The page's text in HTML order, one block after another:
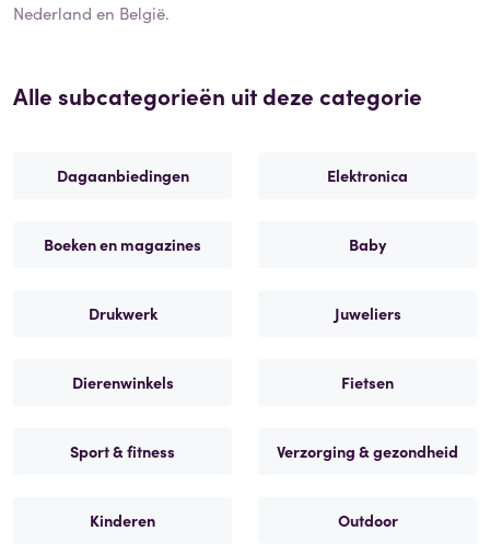
Nederland en België.
Alle subcategorieën uit deze categorie
Dagaanbiedingen Elektronica
Boeken en magazines Baby
Drukwerk Juweliers
Dierenwinkels Fietsen
Sport & fitness Verzorging & gezondheid
Kinderen Outdoor